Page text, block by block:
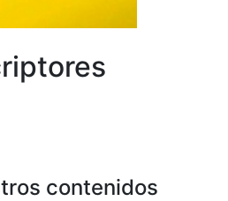
contenidos